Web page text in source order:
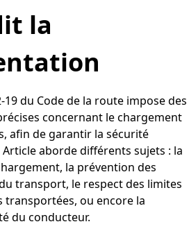
la
19 du Code de la route impose des
concernant le chargement
afin de garantir la sécurité
aborde différents sujets : la
la prévention des
transport, le respect des limites
transportées, ou encore la
du conducteur.